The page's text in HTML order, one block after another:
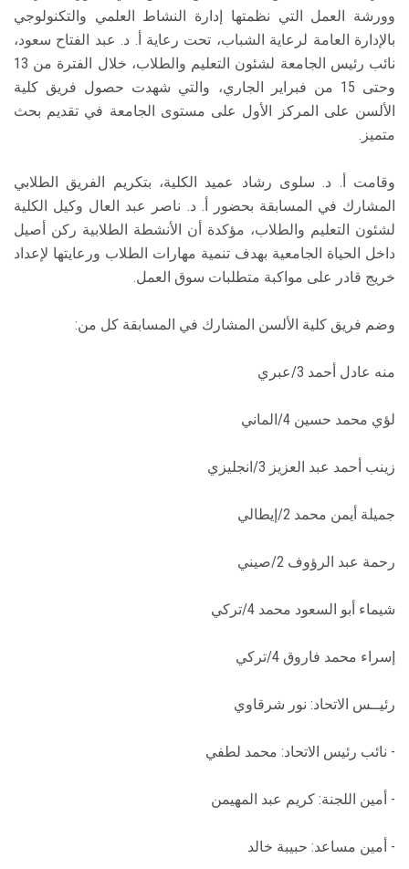
وورشة العمل التي نظمتها إدارة النشاط العلمي والتكنولوجي
بالإدارة العامة لرعاية الشباب، تحت رعاية أ. د. عبد الفتاح سعود،
نائب رئيس الجامعة لشئون التعليم والطلاب، خلال الفترة من 13
وحتى 15 من فبراير الجاري، والتي شهدت حصول فريق كلية
الألسن على المركز الأول على مستوى الجامعة في تقديم بحث
متميز.
وقامت أ. د. سلوى رشاد عميد الكلية، بتكريم الفريق الطلابي
المشارك في المسابقة بحضور أ. د. ناصر عبد العال وكيل الكلية
لشئون التعليم والطلاب، مؤكدة أن الأنشطة الطلابية ركن أصيل
داخل الحياة الجامعية بهدف تنمية مهارات الطلاب ورعايتها لإعداد
خريج قادر على مواكبة متطلبات سوق العمل.
وضم فريق كلية الألسن المشارك في المسابقة كل من:
منه عادل أحمد 3/عبري
لؤي محمد حسين 4/الماني
زينب أحمد عبد العزيز 3/انجليزي
جميلة أيمن محمد 2/إيطالي
رحمة عبد الرؤوف 2/صيني
شيماء أبو السعود محمد 4/تركي
إسراء محمد فاروق 4/تركي
رئيــس الاتحاد: نور شرقاوي
- نائب رئيس الاتحاد: محمد لطفي
- أمين اللجنة: كريم عبد المهيمن
- أمين مساعد: حبيبة خالد